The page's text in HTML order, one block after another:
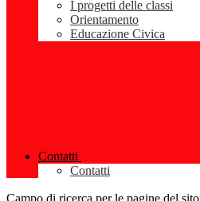
I progetti delle classi
Orientamento
Educazione Civica
Contatti
Contatti